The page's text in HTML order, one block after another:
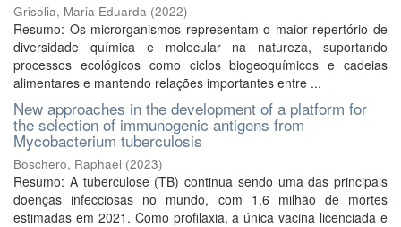
Grisolia, Maria Eduarda (2022)
Resumo: Os microrganismos representam o maior repertório de
diversidade química e molecular na natureza, suportando
processos ecológicos como ciclos biogeoquímicos e cadeias
alimentares e mantendo relações importantes entre ...
New approaches in the development of a platform for
the selection of immunogenic antigens from
Mycobacterium tuberculosis
Boschero, Raphael (2023)
Resumo: A tuberculose (TB) continua sendo uma das principais
doenças infecciosas no mundo, com 1,6 milhão de mortes
estimadas em 2021. Como profilaxia, a única vacina licenciada e